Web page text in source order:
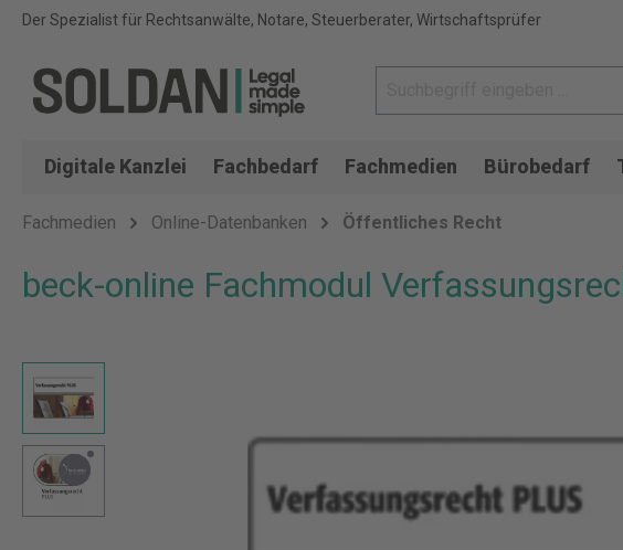
Der Spezialist für Rechtsanwälte, Notare, Steuerberater, Wirtschaftsprüfer
Digitale Kanzlei Fachbedarf Fachmedien Bürobedarf
Fachmedien Online-Datenbanken Öffentliches Recht
beck-online Fachmodul